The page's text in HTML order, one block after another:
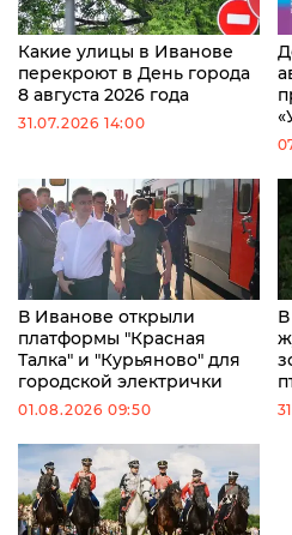
Какие улицы в Иванове
перекроют в День города
8 августа 2026 года
31.07.2026 14:00
В Иванове открыли
платформы "Красная
Талка" и "Курьяново" для
городской электрички
01.08.2026 09:50